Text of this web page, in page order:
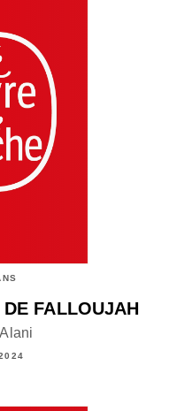
FALLOUJAH